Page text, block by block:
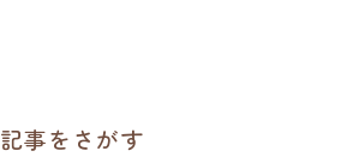
記事を さがす